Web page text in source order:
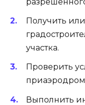
Получить
участка.
Проверить
Выполнить